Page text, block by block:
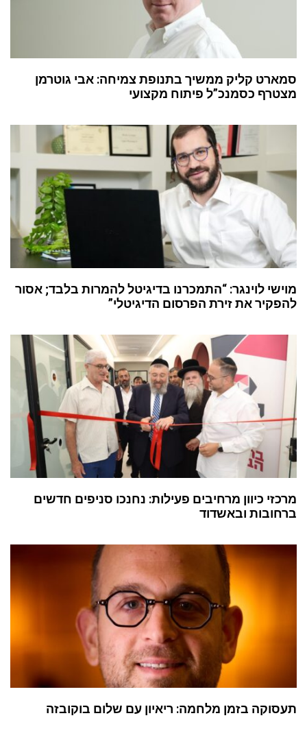
סמארט קליק ממשיך בתנופת צמיחה: אבי גוטרמן
מצטרף כסמנכ”ל פיתוח מקצועי
מוישי לוינגר: “התמכרנו בדיגיטל להמרות בלבד; אסור
להפקיר את זירת הפרסום הדיגיטלי”
מרכזי כיוון מרחיבים פעילות: נחנכו סניפים חדשים
ברחובות ובאשדוד
תעסוקה בזמן מלחמה: ריאיון עם שלום בוקובזה